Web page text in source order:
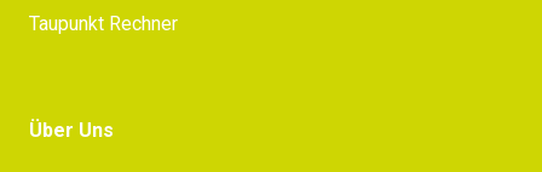
Taupunkt Rechner
Über Uns